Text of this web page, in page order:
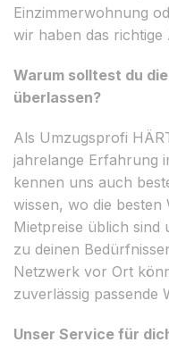
Einzimmerwohnung
wir haben das
Warum solltest du
überlassen?
Als Umzugsprofi
jahrelange Erfahrung
kennen uns auch
wissen, wo die besten
Mietpreise üblich sind
zu deinen
Netzwerk vor Ort
zuverlässig passende
Unser Service für